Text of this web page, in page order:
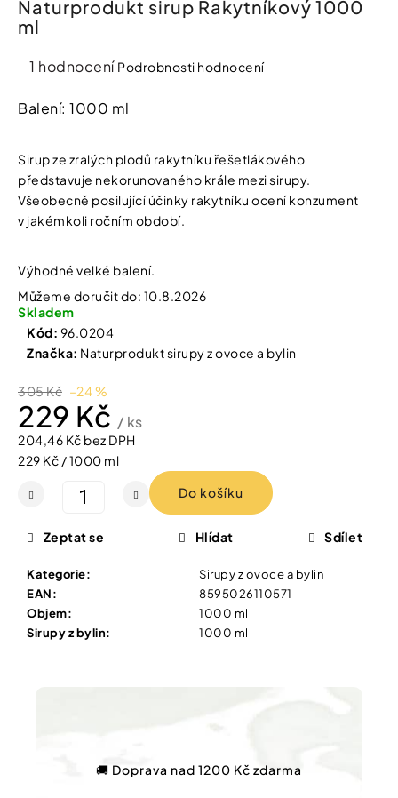
Kosmetika
Kosmetické
prostředky
Péče
o
Domácnost
Pro
koho
Vybírejte
podle
potřeby
Vánoce
poukazy
Značky
Průměrné
produktu
z
5
hvězdiček.
1 hodnocení Podrobnosti hodnocení
Naturprodukt sirup Rakytníkový 1000
ml
Balení: 1000 ml
Sirup ze zralých plodů rakytníku řešetlákového
představuje nekorunovaného krále mezi sirupy.
Všeobecně posilující účinky rakytníku ocení konzument
v jakémkoli ročním období.
Výhodné velké balení.
Můžeme doručit do: 10.8.2026
Skladem
Kód: 96.0204
Značka: Naturprodukt sirupy z ovoce a bylin
305 Kč –24 %
229 Kč / ks
204,46 Kč bez DPH
Měrná
229 Kč / 1000 ml
Do košíku
Kategorie:
Sirupy z ovoce a bylin
EAN:
8595026110571
Objem:
1000 ml
Sirupy z bylin: 1000 ml
Zeptat se Hlídat Sdílet
🚚 Doprava nad 1200 Kč zdarma
í
t
D
o
o
r
u
č
e
e
IQ
MAG
FORTE
ÚLEVA
KŘEČÍ
60
TBL
154
Kč